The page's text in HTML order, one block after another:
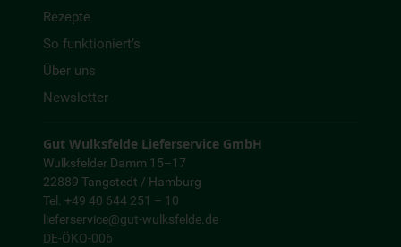
Rezepte
So funktioniert’s
Über uns
Newsletter
Gut Wulksfelde Lieferservice GmbH
Wulksfelder Damm 15–17
22889 Tangstedt / Hamburg
Tel. +49 40 644 251 – 10
lieferservice@gut-wulksfelde.de
DE-ÖKO-006